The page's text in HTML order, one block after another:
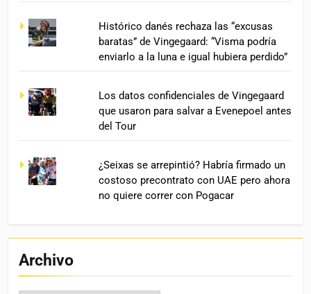
Histórico danés rechaza las “excusas
baratas” de Vingegaard: “Visma podría
enviarlo a la luna e igual hubiera perdido”
Los datos confidenciales de Vingegaard
que usaron para salvar a Evenepoel antes
del Tour
¿Seixas se arrepintió? Habría firmado un
costoso precontrato con UAE pero ahora
no quiere correr con Pogacar
Archivo